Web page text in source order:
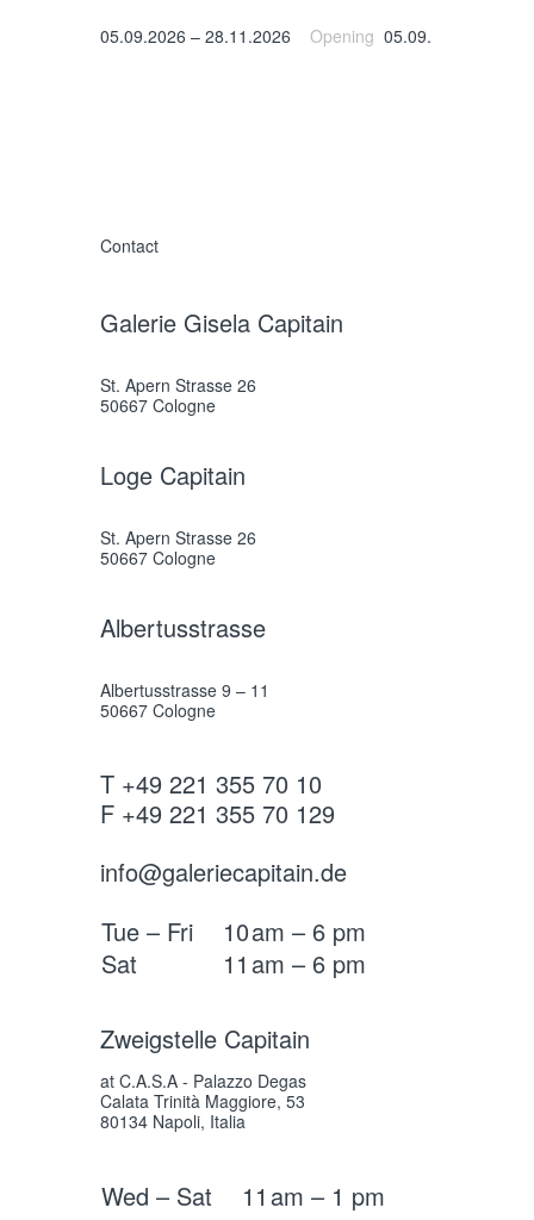
05.09.2026 – 28.11.2026 Opening 05.09.
Contact
Galerie Gisela Capitain
St. Apern Strasse 26
50667 Cologne
Loge Capitain
St. Apern Strasse 26
50667 Cologne
Albertusstrasse
Albertusstrasse 9 – 11
50667 Cologne
T +49 221 355 70 10
F +49 221 355 70 129
info@galeriecapitain.de
Tue – Fri
10am – 6 pm
Sat
11 am – 6 pm
Zweigstelle Capitain
at C.A.S.A - Palazzo Degas
Calata Trinità Maggiore, 53
80134 Napoli, Italia
Wed – Sat 11 am – 1 pm